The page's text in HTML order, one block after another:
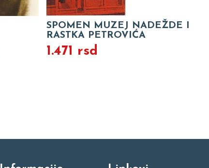
SPOMEN MUZEJ NADEŽDE I
RASTKA PETROVIĆA
1.471 rsd